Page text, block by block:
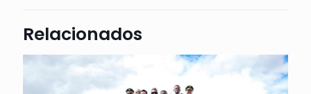
Relacionados